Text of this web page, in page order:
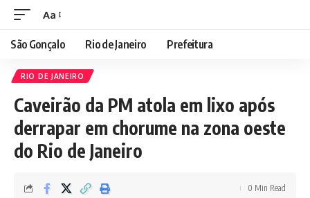
Aa
São Gonçalo Rio de Janeiro Prefeitura
RIO DE JANEIRO
Caveirão da PM atola em lixo após
derrapar em chorume na zona oeste
do Rio de Janeiro
0 Min Read